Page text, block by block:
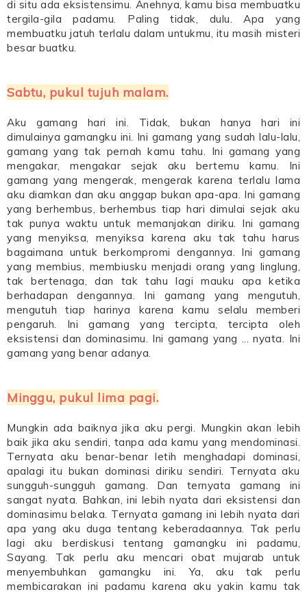
di situ ada eksistensimu. Anehnya, kamu bisa membuatku
tergila-gila padamu. Paling tidak, dulu. Apa yang
membuatku jatuh terlalu dalam untukmu, itu masih misteri
besar buatku.
Sabtu, pukul tujuh malam.
Aku gamang hari ini. Tidak, bukan hanya hari ini
dimulainya gamangku ini. Ini gamang yang sudah lalu-lalu,
gamang yang tak pernah kamu tahu. Ini gamang yang
mengakar, mengakar sejak aku bertemu kamu. Ini
gamang yang mengerak, mengerak karena terlalu lama
aku diamkan dan aku anggap bukan apa-apa. Ini gamang
yang berhembus, berhembus tiap hari dimulai sejak aku
tak punya waktu untuk memanjakan diriku. Ini gamang
yang menyiksa, menyiksa karena aku tak tahu harus
bagaimana untuk berkompromi dengannya. Ini gamang
yang membius, membiusku menjadi orang yang linglung,
tak bertenaga, dan tak tahu lagi mauku apa ketika
berhadapan dengannya. Ini gamang yang mengutuh,
mengutuh tiap harinya karena kamu selalu memberi
pengaruh. Ini gamang yang tercipta, tercipta oleh
eksistensi dan dominasimu. Ini gamang yang ... nyata. Ini
gamang yang benar adanya.
Minggu, pukul lima pagi.
Mungkin ada baiknya jika aku pergi. Mungkin akan lebih
baik jika aku sendiri, tanpa ada kamu yang mendominasi.
Ternyata aku benar-benar letih menghadapi dominasi,
apalagi itu bukan dominasi diriku sendiri. Ternyata aku
sungguh-sungguh gamang. Dan ternyata gamang ini
sangat nyata. Bahkan, ini lebih nyata dari eksistensi dan
dominasimu belaka. Ternyata gamang ini lebih nyata dari
apa yang aku duga tentang keberadaannya. Tak perlu
lagi aku berdiskusi tentang gamangku ini padamu,
Sayang. Tak perlu aku mencari obat mujarab untuk
menyembuhkan gamangku ini. Ya, aku tak perlu
membicarakan ini padamu karena aku yakin kamu tak